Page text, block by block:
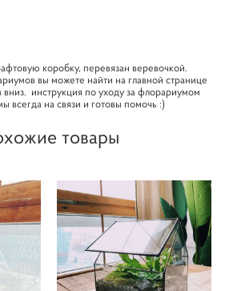
коробку, перевязан веревочкой.
вы можете найти на главной странице
вниз. инструкция по уходу за флорариумом
всегда на связи и готовы помочь :)
товары